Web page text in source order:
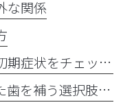
な関係
歯周病は大人だけじゃない？初期症状をチェック
インプラント治療とは？失った歯を補う選択肢を正しく知りましょう！！